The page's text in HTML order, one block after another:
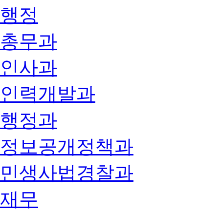
행정
총무과
인사과
인력개발과
행정과
정보공개정책과
민생사법경찰과
재무